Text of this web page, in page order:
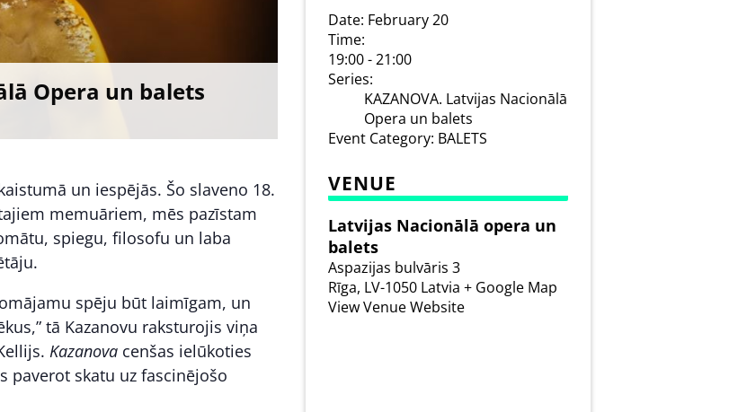
Opera un balets
un iespējās. Šo slaveno 18.
memuāriem, mēs pazīstam
spiegu, filosofu un laba
spēju būt laimīgam, un
tā Kazanovu raksturojis viņa
Kazanova cenšas ielūkoties
paverot skatu uz fascinējošo
Date: February 20
Time:
19:00 - 21:00
Series:
KAZANOVA. Latvijas Nacionālā
Opera un balets
Event Category: BALETS
VENUE
Latvijas Nacionālā opera un
balets
Aspazijas bulvāris 3
Rīga, LV-1050 Latvia + Google Map
View Venue Website